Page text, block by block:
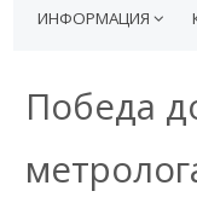
ИНФОРМАЦИЯ
Победа